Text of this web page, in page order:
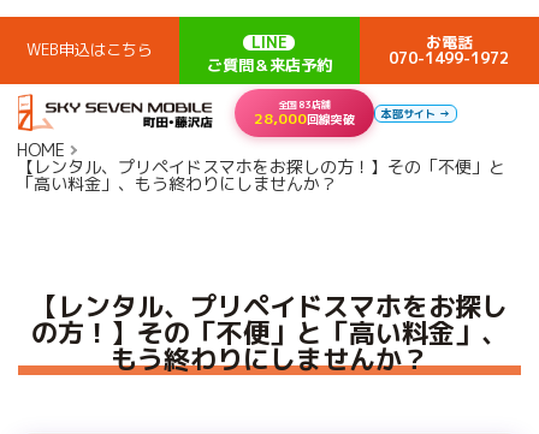
WEB申込はこちら
LINE
ご質問＆来店予約
お電話
070-1499-1972
全国83店舗
28,000回線突破 本部サイト →
HOME
【レンタル、プリペイドスマホをお探しの方！】その「不便」と
「高い料金」、もう終わりにしませんか？
【レンタル、プリペイドスマホをお探し
の方！】その「不便」と「高い料金」、
もう終わりにしませんか？